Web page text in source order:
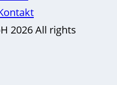
2026 All rights